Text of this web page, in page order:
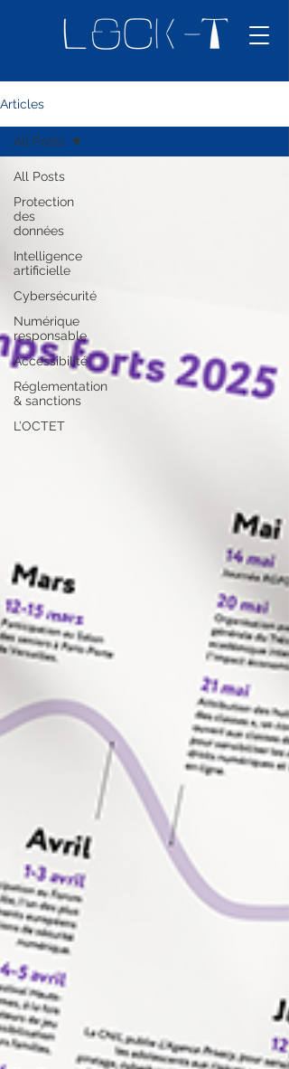
Articles
All Posts
Protection
des
données
Intelligence
artificielle
Cybersécurité
Numérique
responsable
Accessibilité
Réglementation
& sanctions
L’OCTET
All Posts